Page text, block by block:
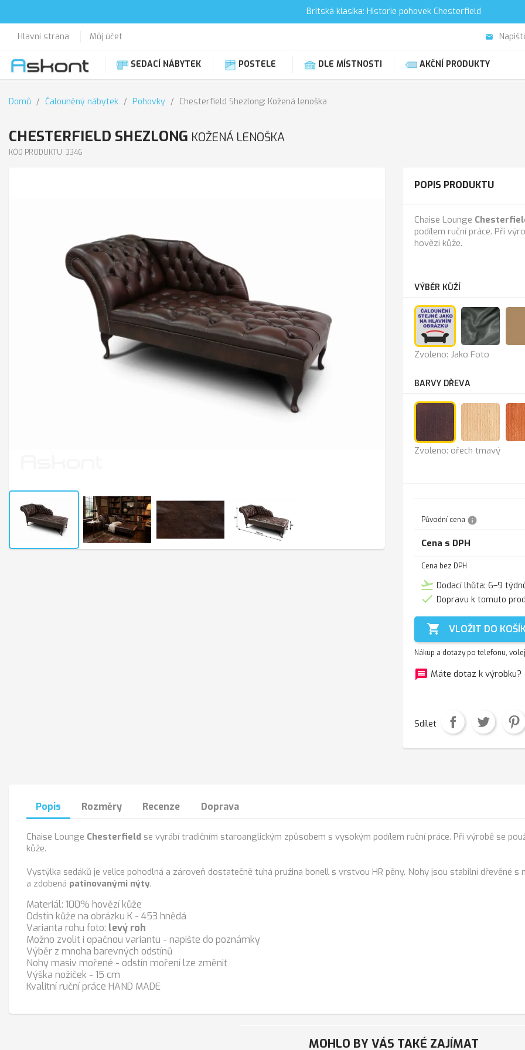
Britská klasika: Historie pohovek Chesterfield
Hlavní strana Můj účet email
SEDACÍ NÁBYTEK POSTELE DLE MÍSTNOSTI AKČNÍ PRODUKTY
Domů Čalouněný nábytek Pohovky Chesterfield Shezlong: Kožená lenoška
CHESTERFIELD SHEZLONG KOŽENÁ LENOŠKA
KÓD PRODUKTU: 3346
POPIS PRODUKTU
Chaise Lounge
podílem ruční práce. Při
hovězí kůže.
VÝBĚR KŮŽÍ
Jako
Zvoleno: Jako Foto
BARVY DŘEVA
buk
ořech
Zvoleno: ořech tmavý
Původní cena info
Cena s DPH
Cena bez DPH
flight_takeoff Dodací lhůta: 6–9
 Dopravu k tomuto
 VLOŽIT DO
Nákup a dotazy po telefonu,
message Máte dotaz k výrobku?
Sdílet
Popis Rozměry Recenze Doprava
Chaise Lounge Chesterfield se vyrábí tradičním staroanglickým způsobem s vysokým podílem ruční práce. Při výrobě se
kůže.
Vystýlka sedáků je velice pohodlná a zároveň dostatečně tuhá pružina bonell s vrstvou HR pěny. Nohy jsou stabilní dřevěné
a zdobená patinovanými nýty.
Materiál: 100% hovězí kůže
Odstín kůže na obrázku K - 453 hnědá
Varianta rohu foto: levý roh
Možno zvolit i opačnou variantu - napište do poznámky
Výběr z mnoha barevných odstínů
Nohy masiv mořené - odstín moření lze změnit
Výška nožiček - 15 cm
Kvalitní ruční práce HAND MADE
MOHLO BY VÁS TAKÉ ZAJÍMAT